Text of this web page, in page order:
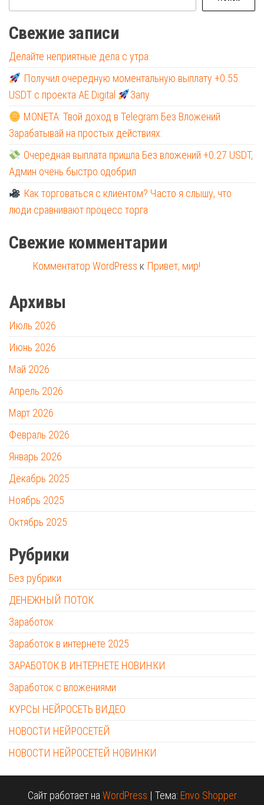
Свежие записи
Делайте неприятные дела с утра.
Получил очередную моментальную выплату +0.55
USDT с проекта AE Digital
Запу
MONETA: Твой доход в Telegram Без Вложений
Зарабатывай на простых действиях:
Очередная выплата пришла Без вложений +0.27 USDT,
Админ очень быстро одобрил
Как торговаться с клиентом? Часто я слышу, что
люди сравнивают процесс торга
Свежие комментарии
Комментатор WordPress к Привет, мир!
Архивы
Июль 2026
Июнь 2026
Май 2026
Апрель 2026
Март 2026
Февраль 2026
Январь 2026
Декабрь 2025
Ноябрь 2025
Октябрь 2025
Рубрики
Без рубрики
ДЕНЕЖНЫЙ ПОТОК
Заработок
Заработок в интернете 2025
ЗАРАБОТОК В ИНТЕРНЕТЕ НОВИНКИ
Заработок с вложениями
КУРСЫ НЕЙРОСЕТЬ ВИДЕО
НОВОСТИ НЕЙРОСЕТЕЙ
НОВОСТИ НЕЙРОСЕТЕЙ НОВИНКИ
Сайт работает на WordPress | Тема: Envo Shopper